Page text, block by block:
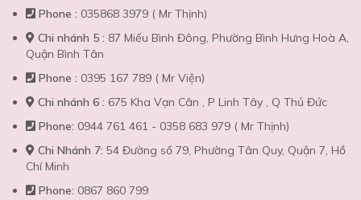
Phone : 035868 3979 ( Mr Thịnh)
Chi nhánh 5 : 87 Miếu Bình Đông, Phường Bình Hưng Hoà A,
Quận Bình Tân
Phone : 0395 167 789 ( Mr Viện)
Chi nhánh 6 : 675 Kha Vạn Cân , P Linh Tây , Q Thủ Đức
Phone: 0944 761 461 - 0358 683 979 ( Mr Thịnh)
Chi Nhánh 7: 54 Đường số 79, Phường Tân Quy, Quận 7, Hồ
Chí Minh
Phone: 0867 860 799